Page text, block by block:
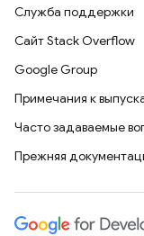
Служба поддержки
Сайт Stack Overflow
Google Group
Примечания к
Часто задаваемые
Прежняя